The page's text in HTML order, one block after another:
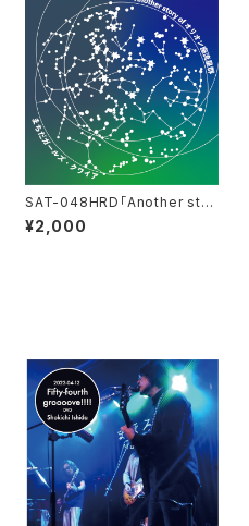
SAT-048HRD「Another stor
y of オリオン座流星群・ハイレ
ゾダウンロード版」
¥2,000